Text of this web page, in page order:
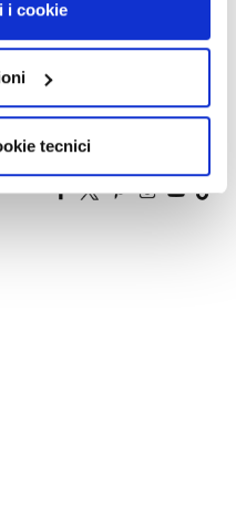
non sarà installato
tutti i cookie”,
di tutti i cookie
opzioni”, potrà
quali cookie
i cookie
tecnici
Address Book
My Orders
My Wishlist
My Returns
NUMBER 1